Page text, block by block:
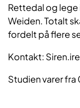
Rettedal og lege
Weiden. Totalt
fordelt på flere
Kontakt:
Studien varer fra